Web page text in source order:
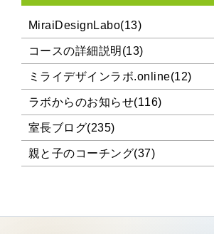
MiraiDesignLabo(13)
コースの詳細説明(13)
ミライデザインラボ.online(12)
ラボからのお知らせ(116)
室長ブログ(235)
親と子のコーチング(37)